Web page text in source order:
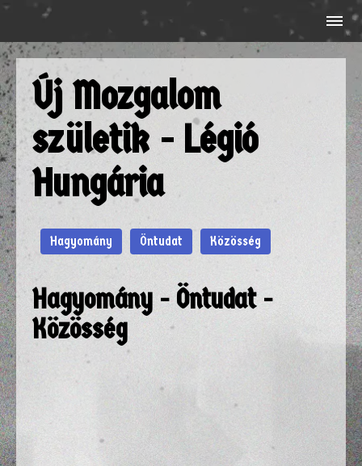
Új Mozgalom
születik - Légió
Hungária
Hagyomány Öntudat Közösség
Hagyomány - Öntudat -
Közösség